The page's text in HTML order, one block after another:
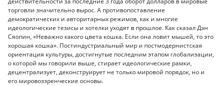
торговли значительно вырос. А противопоставление
демократических и авторитарных режимов, как и многие
идеологические тезисы и хотелки уходят в прошлое. Как сказал Дэн
Сяопин, «Неважно какого цвета кошка. Если она ловит мышей, то это
хорошая кошка». Постиндустриальный мир и постмодернистская
ориентация культуры, достигнутые последним этапом глобализации,
о которой мы говорили выше, стирает идеологические рамки,
децентрализует, деконструирует не только мировой порядок, но и
его мировоззренческие основы.